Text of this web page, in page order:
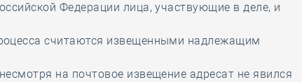
Федерации лица, участвующие в деле, и
считаются извещенными надлежащим
на почтовое извещение адресат не явился